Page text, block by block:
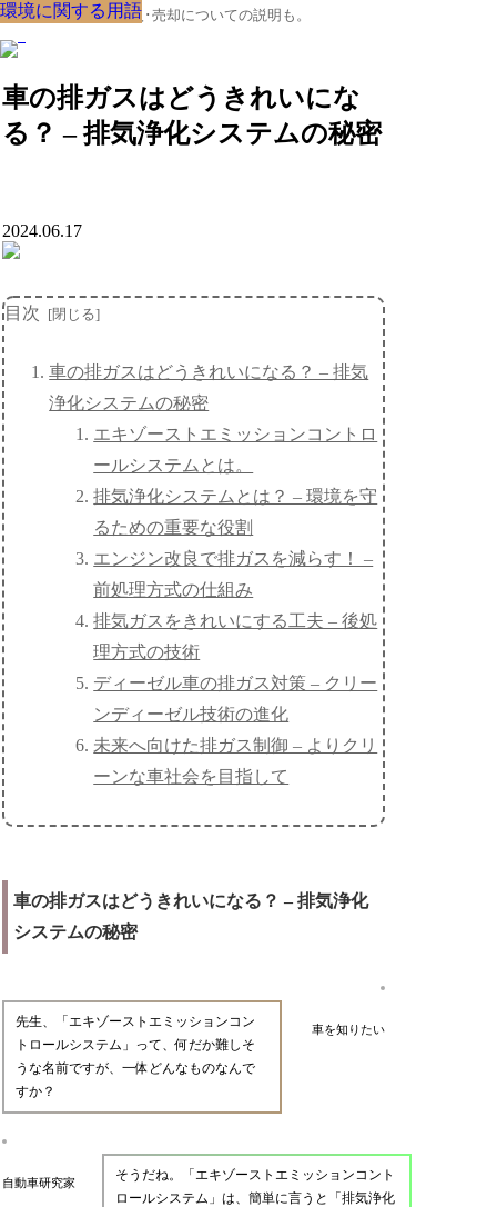
クルマの大辞典、購入･売却についての説明も。
車の排ガスはどうきれいにな
る？ – 排気浄化システムの秘密
環境に関する用語
2024.06.17
目次
車の排ガスはどうきれいになる？ – 排気
浄化システムの秘密
エキゾーストエミッションコントロ
ールシステムとは。
排気浄化システムとは？ – 環境を守
るための重要な役割
エンジン改良で排ガスを減らす！ –
前処理方式の仕組み
排気ガスをきれいにする工夫 – 後処
理方式の技術
ディーゼル車の排ガス対策 – クリー
ンディーゼル技術の進化
未来へ向けた排ガス制御 – よりクリ
ーンな車社会を目指して
車の排ガスはどうきれいになる？ – 排気浄化
システムの秘密
車を知りたい
先生、「エキゾーストエミッションコン
トロールシステム」って、何だか難しそ
うな名前ですが、一体どんなものなんで
すか？
自動車研究家
そうだね。「エキゾーストエミッションコント
ロールシステム」は、簡単に言うと「排気浄化
環境に関する用語
環境に関する用語
環境に関する用語
環境に関する用語
環境に関する用語
環境に関する用語
環境に関する用語
環境に関する用語